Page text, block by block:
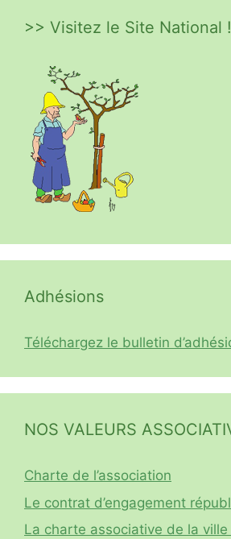
>> Visitez le Site National !
Adhésions
Téléchargez le bulletin
NOS VALEURS
Charte de l’association
Le contrat d’engagement
La charte associative de la ville